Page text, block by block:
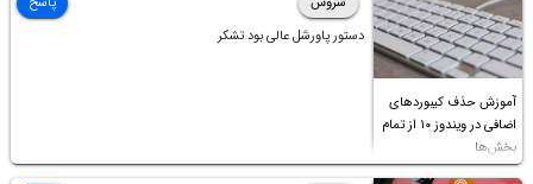
آموزش حذف کیبوردهای
اضافی در ویندوز ۱۰ از تمام
بخش‌ها
دستور پاورشل عالی بود تشکر